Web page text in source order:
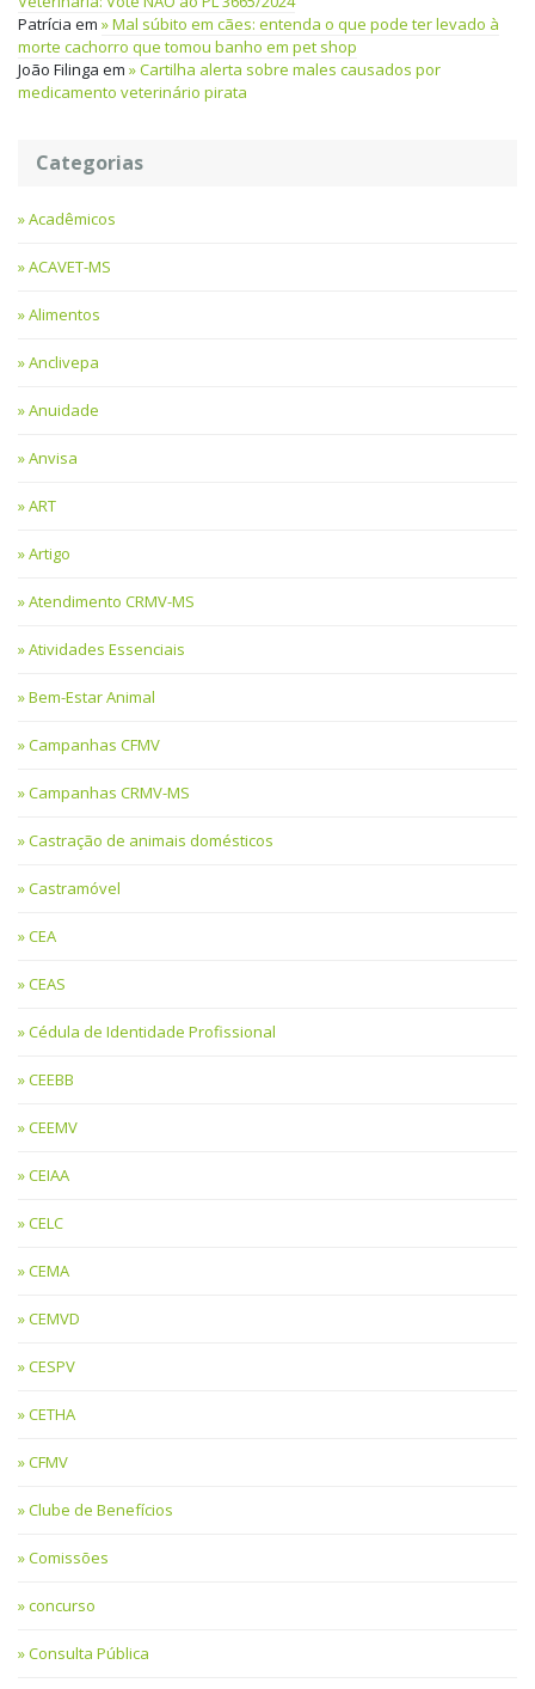
Patrícia em
Mal súbito em cães: entenda o que pode ter levado à
morte cachorro que tomou banho em pet shop
João Filinga em
Cartilha alerta sobre males causados por
medicamento veterinário pirata
Categorias
Acadêmicos
ACAVET-MS
Alimentos
Anclivepa
Anuidade
Anvisa
ART
Artigo
Atendimento CRMV-MS
Atividades Essenciais
Bem-Estar Animal
Campanhas CFMV
Campanhas CRMV-MS
Castração de animais domésticos
Castramóvel
CEA
CEAS
Cédula de Identidade Profissional
CEEBB
CEEMV
CEIAA
CELC
CEMA
CEMVD
CESPV
CETHA
CFMV
Clube de Benefícios
Comissões
concurso
Consulta Pública